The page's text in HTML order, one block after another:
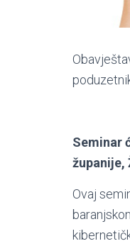
Seminar
županije,
Ovaj